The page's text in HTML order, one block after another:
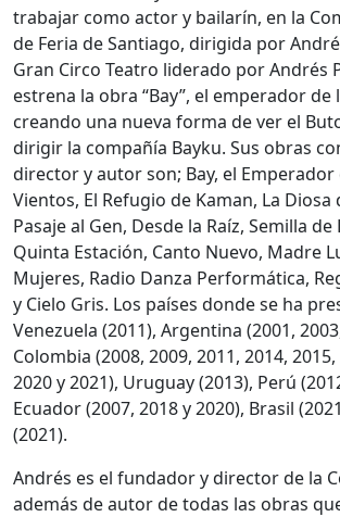
trabajar como actor y bailarín, en la
de Feria de Santiago, dirigida por
Gran Circo Teatro liderado por Andrés
estrena la obra “Bay”, el emperador de
creando una nueva forma de ver el
dirigir la compañía Bayku. Sus obras
director y autor son; Bay, el Emperador
Vientos, El Refugio de Kaman, La Diosa
Pasaje al Gen, Desde la Raíz, Semilla de
Quinta Estación, Canto Nuevo, Madre
Mujeres, Radio Danza Performática,
y Cielo Gris. Los países donde se ha
Venezuela (2011), Argentina (2001,
Colombia (2008, 2009, 2011, 2014, 2015,
2020 y 2021), Uruguay (2013), Perú
Ecuador (2007, 2018 y 2020), Brasil
(2021).
Andrés es el fundador y director de la
además de autor de todas las obras